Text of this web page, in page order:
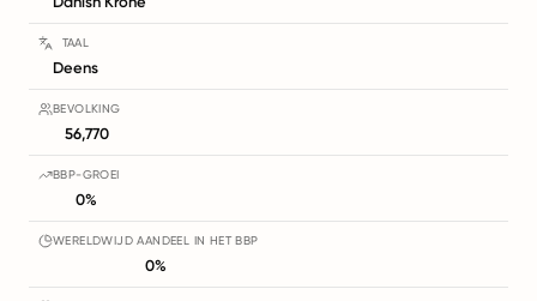
TAAL
Deens
BEVOLKING
56,770
BBP-GROEI
0%
WERELDWIJD AANDEEL IN HET BBP
0%